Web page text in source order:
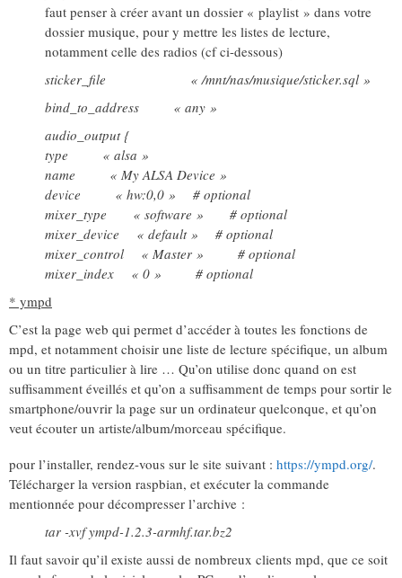
faut penser à créer avant un dossier « playlist » dans votre
dossier musique, pour y mettre les listes de lecture,
notamment celle des radios (cf ci-dessous)
sticker_file « /mnt/nas/musique/sticker.sql »
bind_to_address « any »
audio_output {
type « alsa »
name « My ALSA Device »
device « hw:0,0 » # optional
mixer_type « software » # optional
mixer_device « default » # optional
mixer_control « Master » # optional
mixer_index « 0 » # optional
* ympd
C’est la page web qui permet d’accéder à toutes les fonctions de
mpd, et notamment choisir une liste de lecture spécifique, un album
ou un titre particulier à lire … Qu’on utilise donc quand on est
suffisamment éveillés et qu’on a suffisamment de temps pour sortir le
smartphone/ouvrir la page sur un ordinateur quelconque, et qu’on
veut écouter un artiste/album/morceau spécifique.
pour l’installer, rendez-vous sur le site suivant : https://ympd.org/.
Télécharger la version raspbian, et exécuter la commande
mentionnée pour décompresser l’archive :
tar -xvf ympd-1.2.3-armhf.tar.bz2
Il faut savoir qu’il existe aussi de nombreux clients mpd, que ce soit